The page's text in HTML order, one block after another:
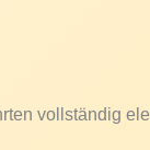
vollständig